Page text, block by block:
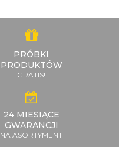
PRÓBKI
PRODUKTÓW
GRATIS!
24 MIESIĄCE
GWARANCJI
NA ASORTYMENT